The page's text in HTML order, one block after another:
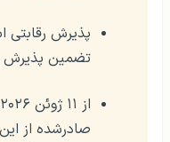
پذیرش رقابتی
تضمین
صادرشده از